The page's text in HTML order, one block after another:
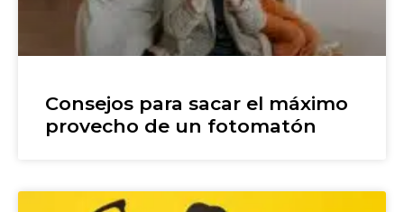
Consejos para sacar el máximo
provecho de un fotomatón